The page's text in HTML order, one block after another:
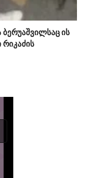
ბერუაშვილსაც ის